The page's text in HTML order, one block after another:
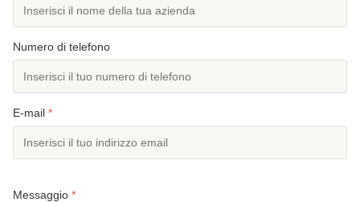
Numero di telefono
E-mail *
Messaggio *